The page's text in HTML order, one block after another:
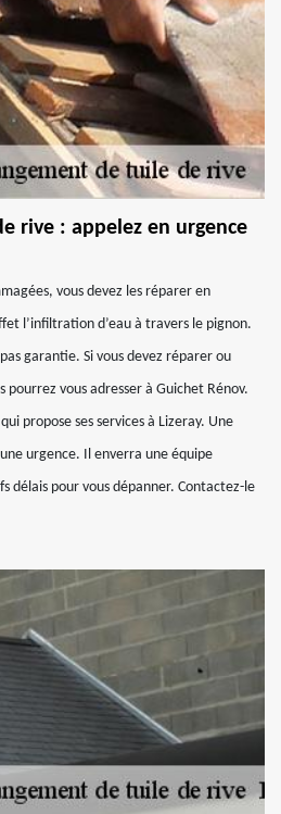
rive : appelez en urgence
vous devez les réparer en
l’infiltration d’eau à travers le pignon.
garantie. Si vous devez réparer ou
pourrez vous adresser à Guichet Rénov.
propose ses services à Lizeray. Une
urgence. Il enverra une équipe
délais pour vous dépanner. Contactez-le